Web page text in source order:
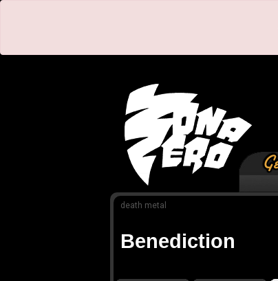
death metal
Benediction